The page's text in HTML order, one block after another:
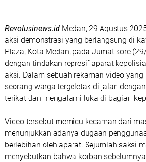
Revolusinews.id Medan, 29 Agustus
aksi demonstrasi yang berlangsung di
Plaza, Kota Medan, pada Jumat sore
dengan tindakan represif aparat
aksi. Dalam sebuah rekaman video yang
seorang warga tergeletak di jalan
terikat dan mengalami luka di bagian
Video tersebut memicu kecaman dari
menunjukkan adanya dugaan
berlebihan oleh aparat. Sejumlah saksi
menyebutkan bahwa korban